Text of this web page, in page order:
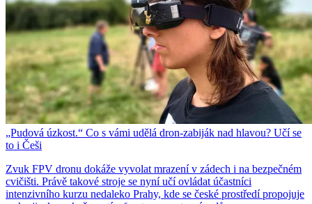
„Pudová úzkost.“ Co s vámi udělá dron-zabiják nad hlavou? Učí se
to i Češi
Zvuk FPV dronu dokáže vyvolat mrazení v zádech i na bezpečném
cvičišti. Právě takové stroje se nyní učí ovládat účastníci
intenzivního kurzu nedaleko Prahy, kde se české prostředí propojuje